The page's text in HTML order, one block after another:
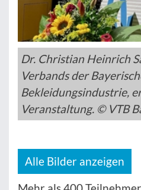
Dr. Christian Heinrich
Verbands der
Bekleidungsindustrie,
Veranstaltung. © VTB
Alle Bilder anzeigen